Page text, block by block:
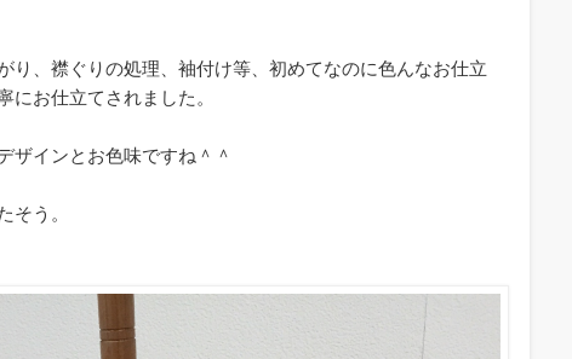
り、襟ぐりの処理、袖付け等、初めてなのに色んなお仕立
お仕立てされました。
ザインとお色味ですね＾＾
そう。